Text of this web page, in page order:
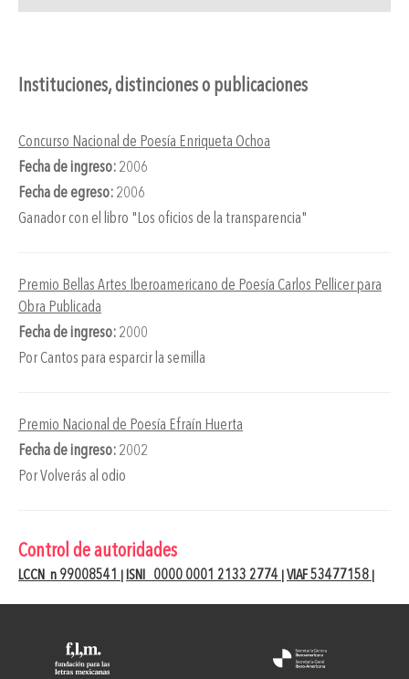
Instituciones, distinciones o publicaciones
Concurso Nacional de Poesía Enriqueta Ochoa
Fecha de ingreso: 2006
Fecha de egreso: 2006
Ganador con el libro "Los oficios de la transparencia"
Premio Bellas Artes Iberoamericano de Poesía Carlos Pellicer para
Obra Publicada
Fecha de ingreso: 2000
Por Cantos para esparcir la semilla
Premio Nacional de Poesía Efraín Huerta
Fecha de ingreso: 2002
Por Volverás al odio
Control de autoridades
LCCN n 99008541 ISNI 0000 0001 2133 2774 VIAF 53477158